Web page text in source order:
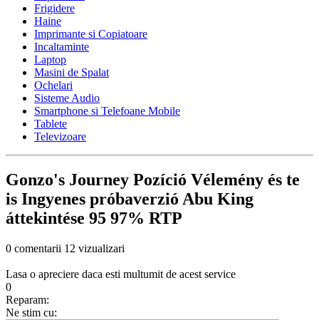
Frigidere
Haine
Imprimante si Copiatoare
Incaltaminte
Laptop
Masini de Spalat
Ochelari
Sisteme Audio
Smartphone si Telefoane Mobile
Tablete
Televizoare
Gonzo's Journey Pozíció Vélemény és te
is Ingyenes próbaverzió Abu King
áttekintése 95 97% RTP
0 comentarii 12 vizualizari
Lasa o apreciere daca esti multumit de acest service
0
Reparam:
Ne stim cu: